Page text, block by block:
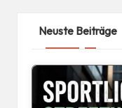
Neuste Beiträge